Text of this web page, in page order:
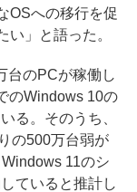
OSへの移行を促
」と語った。
台のPCが稼働し
のWindows 10の
る。そのうち、
の500万台弱が
11のシ
ていると推計し